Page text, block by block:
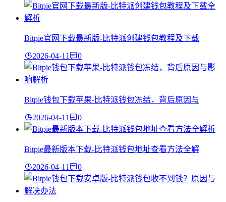
Bitpie官网下载最新版-比特派创建钱包教程及下载
2026-04-11 0
Bitpie钱包下载苹果-比特派钱包冻结，背后原因与
2026-04-11 0
Bitpie最新版本下载-比特派钱包地址查看方法全解
2026-04-11 0